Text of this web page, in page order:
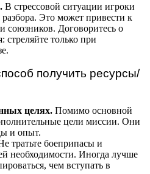
В стрессовой ситуации игроки
разбора. Это может привести к
союзников. Договоритесь о
стреляйте только при
получить ресурсы/
целях. Помимо основной
цели миссии. Они
и опыт.
тратьте боеприпасы и
необходимости. Иногда лучше
чем вступать в